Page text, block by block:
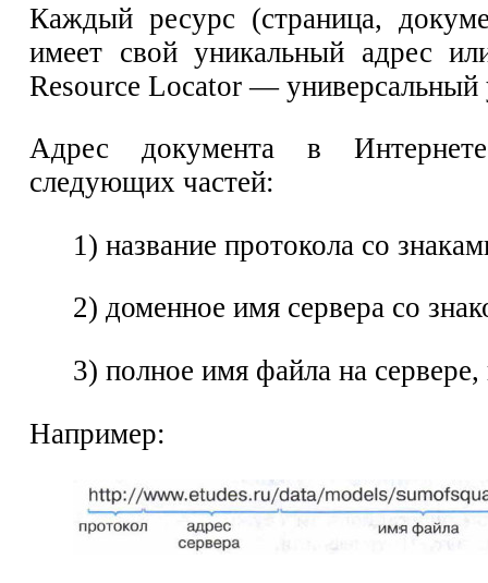
Каждый ресурс (страница,
имеет свой уникальный адрес
Resource Locator — универсальный
Адрес документа в
следующих частей:
1) название протокола со
2) доменное имя сервера со
3) полное имя файла на сервере,
Например: